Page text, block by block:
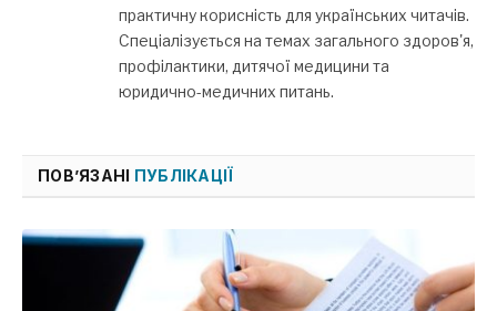
практичну корисність для українських читачів.
Спеціалізується на темах загального здоров'я,
профілактики, дитячої медицини та
юридично-медичних питань.
ПОВ’ЯЗАНІ ПУБЛІКАЦІЇ